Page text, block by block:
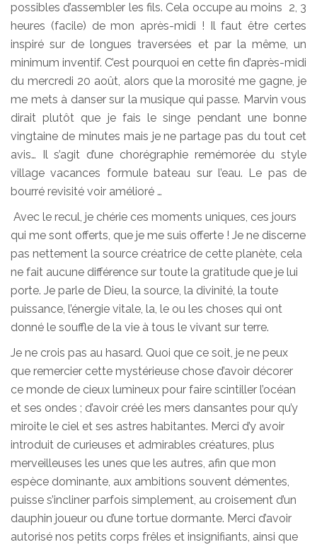
possibles d’assembler les fils. Cela occupe au moins 2, 3
heures (facile) de mon après-midi ! Il faut être certes
inspiré sur de longues traversées et par la même, un
minimum inventif. C’est pourquoi en cette fin d’après-midi
du mercredi 20 août, alors que la morosité me gagne, je
me mets à danser sur la musique qui passe. Marvin vous
dirait plutôt que je fais le singe pendant une bonne
vingtaine de minutes mais je ne partage pas du tout cet
avis… Il s’agit d’une chorégraphie remémorée du style
village vacances formule bateau sur l’eau. Le pas de
bourré revisité voir amélioré …
Avec le recul, je chérie ces moments uniques, ces jours
qui me sont offerts, que je me suis offerte ! Je ne discerne
pas nettement la source créatrice de cette planète, cela
ne fait aucune différence sur toute la gratitude que je lui
porte. Je parle de Dieu, la source, la divinité, la toute
puissance, l’énergie vitale, la, le ou les choses qui ont
donné le souffle de la vie à tous le vivant sur terre.
Je ne crois pas au hasard. Quoi que ce soit, je ne peux
que remercier cette mystérieuse chose d’avoir décorer
ce monde de cieux lumineux pour faire scintiller l’océan
et ses ondes ; d’avoir créé les mers dansantes pour qu’y
miroite le ciel et ses astres habitantes. Merci d’y avoir
introduit de curieuses et admirables créatures, plus
merveilleuses les unes que les autres, afin que mon
espèce dominante, aux ambitions souvent démentes,
puisse s’incliner parfois simplement, au croisement d’un
dauphin joueur ou d’une tortue dormante. Merci d’avoir
autorisé nos petits corps frêles et insignifiants, ainsi que